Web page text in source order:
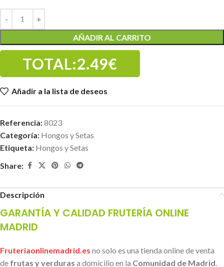
AÑADIR AL CARRITO
TOTAL:2.49€
Añadir a la lista de deseos
Referencia:8023
Categoría: Hongos y Setas
Etiqueta: Hongos y Setas
Share:
Descripción
GARANTÍA Y CALIDAD FRUTERÍA ONLINE
MADRID
Fruteriaonlinemadrid.es no solo es una tienda online de venta
de frutas y verduras a domicilio en la Comunidad de Madrid